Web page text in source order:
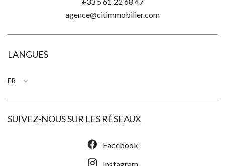
agence@citimmobilier.com
LANGUES
FR
SUIVEZ-NOUS SUR LES RÉSEAUX
Facebook